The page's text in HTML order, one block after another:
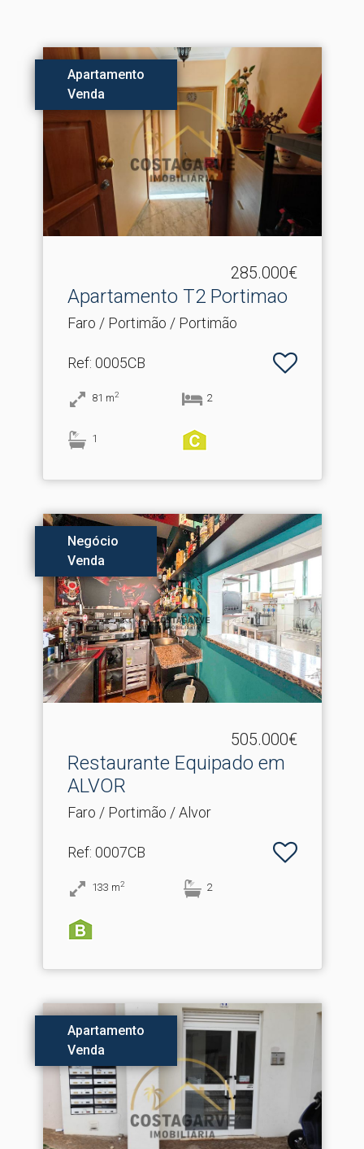
Apartamento
Venda
285.000€
Apartamento T2 Portimao
Faro / Portimão / Portimão
Ref: 0005CB
81 m2 2
1
Negócio
Venda
505.000€
Restaurante Equipado em
ALVOR
Faro / Portimão / Alvor
Ref: 0007CB
133 m2 2
Apartamento
Venda